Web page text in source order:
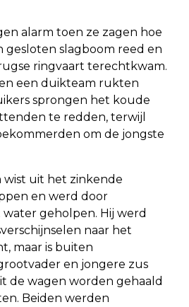
alarm toen ze zagen hoe
gesloten slagboom reed en
ringvaart terechtkwam.
een duikteam rukten
sprongen het koude
te redden, terwijl
om de jongste
wist uit het zinkende
en werd door
geholpen. Hij werd
naar het
maar is buiten
en jongere zus
de wagen worden gehaald
Beiden werden